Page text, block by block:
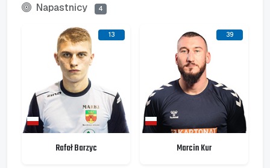
Napastnicy 4
13
Rafał Barzyc
39
Marcin Kur